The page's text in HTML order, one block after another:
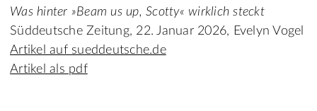
Was hinter »Beam us up, Scotty« wirklich steckt
Süddeutsche Zeitung, 22. Januar 2026, Evelyn Vogel
Artikel auf sueddeutsche.de
Artikel als pdf